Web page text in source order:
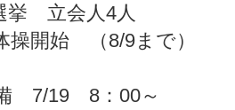
挙 立会人4人
操開始 （8/9まで）
7/19 8：00～